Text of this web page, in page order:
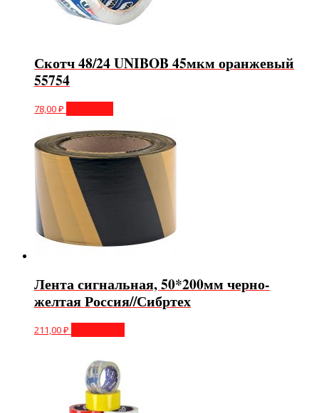
Скотч 48/24 UNIBOB 45мкм оранжевый
55754
78,00₽
Лента сигнальная, 50*200мм черно-
желтая Россия//Сибртех
211,00₽